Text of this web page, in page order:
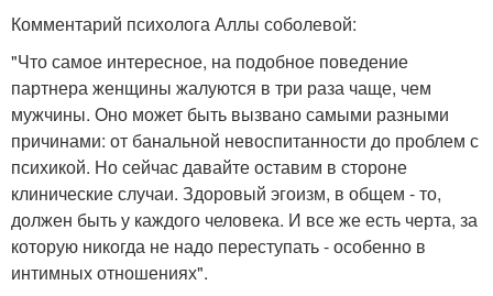
Комментарий психолога Аллы соболевой:
"Что самое интересное, на подобное поведение
партнера женщины жалуются в три раза чаще, чем
мужчины. Оно может быть вызвано самыми разными
причинами: от банальной невоспитанности до проблем с
психикой. Но сейчас давайте оставим в стороне
клинические случаи. Здоровый эгоизм, в общем - то,
должен быть у каждого человека. И все же есть черта, за
которую никогда не надо переступать - особенно в
интимных отношениях".